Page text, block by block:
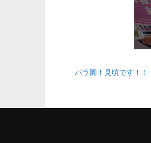
バラ園！見頃です！